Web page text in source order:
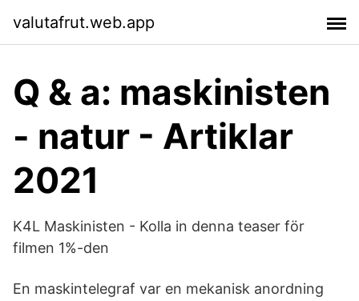
valutafrut.web.app
Q & a: maskinisten
- natur - Artiklar
2021
K4L Maskinisten - Kolla in denna teaser för
filmen 1%-den
En maskintelegraf var en mekanisk anordning